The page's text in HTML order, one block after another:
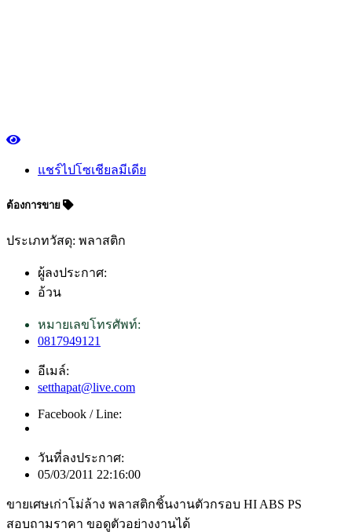
แชร์ไปโซเชียลมีเดีย
ต้องการขาย
ประเภทวัสดุ: พลาสติก
ผู้ลงประกาศ:
อ้วน
หมายเลขโทรศัพท์:
0817949121
อีเมล์:
setthapat@live.com
Facebook / Line:
วันที่ลงประกาศ:
05/03/2011 22:16:00
ขายเศษเก่าโม่ล้าง พลาสติกชิ้นงานตัวกรอบ HI ABS PS
สอบถามราคา ขอดูตัวอย่างงานได้